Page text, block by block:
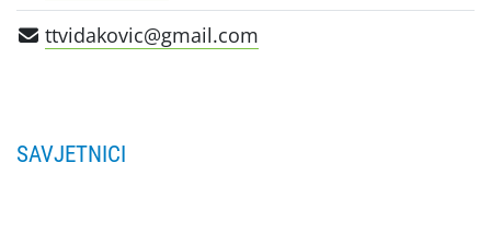
ttvidakovic@gmail.com
SAVJETNICI